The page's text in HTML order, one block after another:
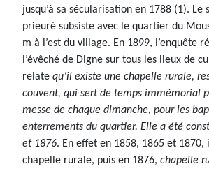
jusqu’à sa sécularisation en 1788 (1). Le
prieuré subsiste avec le quartier du
m à l’est du village. En 1899, l’enquête
l’évêché de Digne sur tous les lieux de
relate qu’il existe une chapelle rurale,
couvent, qui sert de temps immémorial
messe de chaque dimanche, pour les
enterrements du quartier. Elle a été
et 1876. En effet en 1858, 1865 et 1870,
chapelle rurale, puis en 1876, chapelle